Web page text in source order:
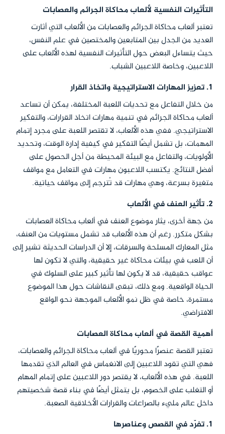
التأثيرات النفسية لألعاب محاكاة الجرائم والعصابات
تعتبر ألعاب محاكاة الجرائم والعصابات من الألعاب التي أثارت
العديد من الجدل بين المتابعين والمختصين في علم النفس،
حيث يتساءل البعض حول التأثيرات النفسية لهذه الألعاب على
اللاعبين، وخاصة اللاعبين الشباب.
1. تعزيز المهارات الاستراتيجية واتخاذ القرار
من خلال التفاعل مع تحديات اللعبة المختلفة، يمكن أن تساعد
ألعاب محاكاة الجرائم في تنمية مهارات اتخاذ القرارات، والتفكير
الاستراتيجي. ففي هذه الألعاب، لا تقتصر اللعبة على مجرد إتمام
المهمات، بل تشمل أيضًا التفكير في كيفية إدارة الوقت، وتحديد
الأولويات، والتفاعل مع البيئة المحيطة من أجل الحصول على
أفضل النتائج. يكتسب اللاعبون مهارات في التعامل مع مواقف
متغيرة بسرعة، وهي مهارات قد تُترجم إلى مواقف حياتية.
2. تأثير العنف في الألعاب
من جهة أخرى، يثار موضوع العنف في ألعاب محاكاة العصابات
بشكل متكرر. رغم أن هذه الألعاب قد تشمل مستويات من العنف،
مثل المعارك المسلحة والسرقات، إلا أن الدراسات الحديثة تشير إلى
أن اللعب في بيئات محاكاة غير حقيقية، والتي لا تكون لها
عواقب حقيقية، قد لا يكون لها تأثير كبير على السلوك في
الحياة الواقعية. ومع ذلك، تبقى النقاشات حول هذا الموضوع
مستمرة، خاصة في ظل نمو الألعاب الموجهة نحو الواقع
الافتراضي.
أهمية القصة في ألعاب محاكاة العصابات
تعتبر القصة عنصرًا محوريًا في ألعاب محاكاة الجرائم والعصابات،
فهي التي تقود اللاعبين إلى الانغماس في العالم الذي تقدمها
اللعبة. في هذه الألعاب، لا يقتصر دور اللاعبين على إتمام المهام
أو التغلب على الخصوم، بل يتمثل أيضًا في بناء قصة شخصيتهم
داخل عالم مليء بالصراعات والقرارات الأخلاقية الصعبة.
1. تفرّد في القصص وعناصرها